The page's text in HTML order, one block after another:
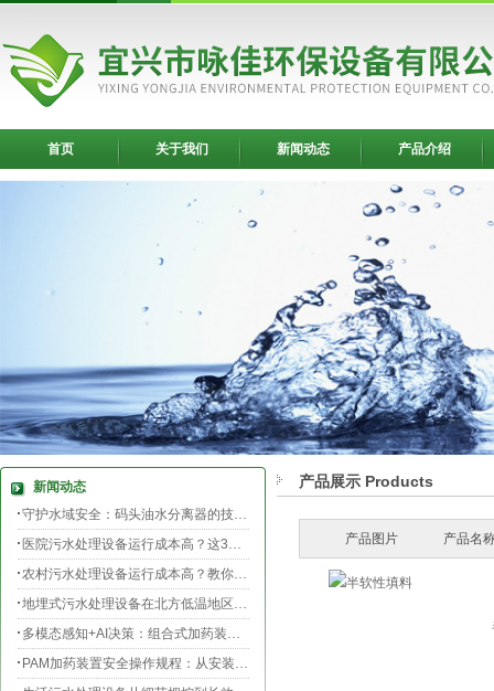
首页 关于我们 新闻动态 产品介绍
新闻动态
守护水域安全：码头油水分离器的技术升级与效能提升
医院污水处理设备运行成本高？这3个环节最烧钱
农村污水处理设备运行成本高？教你三招轻松降低运维费用！
地埋式污水处理设备在北方低温地区的运行稳定性：挑战与对策
多模态感知+AI决策：组合式加药装置的智能运维新范式
PAM加药装置安全操作规程：从安装到运维的全流程规范
产品展示 Products
产品图片 产品名